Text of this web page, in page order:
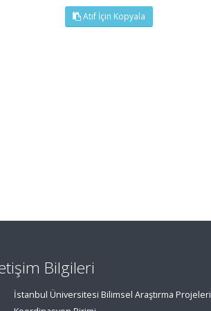
Atıf İçin Kopyala
Bilgileri
İstanbul Üniversitesi Bilimsel Araştırma Projeleri